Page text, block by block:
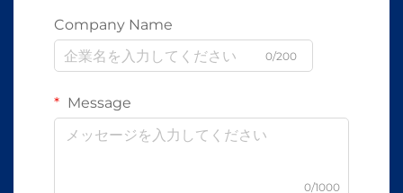
Company Name
0/200
Message
0/1000